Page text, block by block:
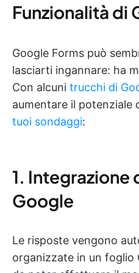
Funzionalità di
Google Forms può
lasciarti ingannare: ha
Con alcuni trucchi di
aumentare il potenziale
tuoi sondaggi:
1. Integrazione
Google
Le risposte vengono
organizzate in un foglio